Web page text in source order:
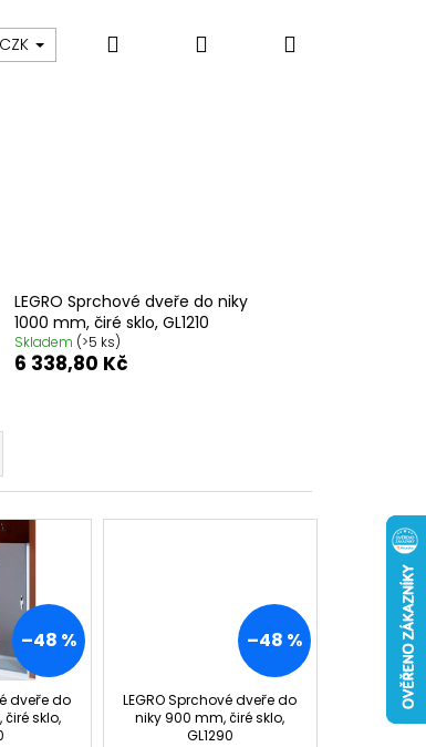
Vany a umyvadla
CZK Hledat PřihlášeníNákupní
LEGRO Sprchové dveře do niky
1000 mm, čiré sklo, GL1210
Skladem (>5 ks)
6 338,80 Kč
–48 %
dveře do
čiré sklo,
–48 %
LEGRO Sprchové dveře do
niky 900 mm, čiré sklo,
GL1290
DVEŘE
GV1014